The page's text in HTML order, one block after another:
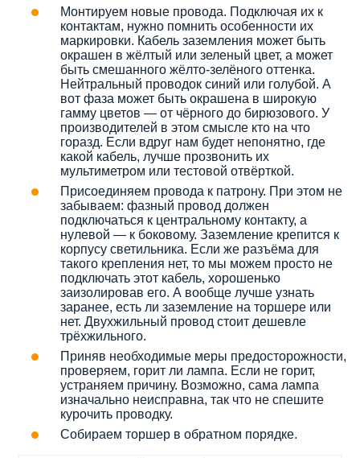
Монтируем новые провода. Подключая их к
контактам, нужно помнить особенности их
маркировки. Кабель заземления может быть
окрашен в жёлтый или зеленый цвет, а может
быть смешанного жёлто-зелёного оттенка.
Нейтральный проводок синий или голубой. А
вот фаза может быть окрашена в широкую
гамму цветов — от чёрного до бирюзового. У
производителей в этом смысле кто на что
горазд. Если вдруг нам будет непонятно, где
какой кабель, лучше прозвонить их
мультиметром или тестовой отвёрткой.
Присоединяем провода к патрону. При этом не
забываем: фазный провод должен
подключаться к центральному контакту, а
нулевой — к боковому. Заземление крепится к
корпусу светильника. Если же разъёма для
такого крепления нет, то мы можем просто не
подключать этот кабель, хорошенько
заизолировав его. А вообще лучше узнать
заранее, есть ли заземление на торшере или
нет. Двухжильный провод стоит дешевле
трёхжильного.
Приняв необходимые меры предосторожности,
проверяем, горит ли лампа. Если не горит,
устраняем причину. Возможно, сама лампа
изначально неисправна, так что не спешите
курочить проводку.
Собираем торшер в обратном порядке.